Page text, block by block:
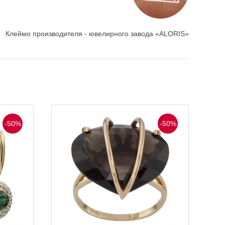
Клеймо производителя - ювелирного завода «ALORIS»
-50% -50%